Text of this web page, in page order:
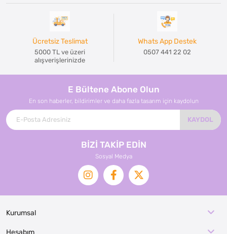
Ücretsiz Teslimat
5000 TL ve üzeri
alışverişlerinizde
Whats App Destek
0507 441 22 02
E Bültene Abone Olun
En son haberler, bildirimler ve daha fazla tasarım için kaydolun
KAYDOL
BİZİ TAKİP EDİN
Sosyal Medya
Kurumsal
Hesabım